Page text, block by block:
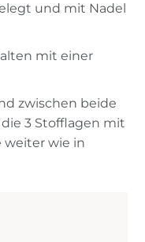
und mit Nadel
mit einer
zwischen beide
3 Stofflagen mit
weiter wie in